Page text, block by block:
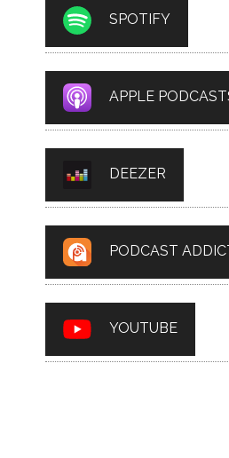
SPOTIFY
APPLE
DEEZER
PODCAST
YOUTUBE